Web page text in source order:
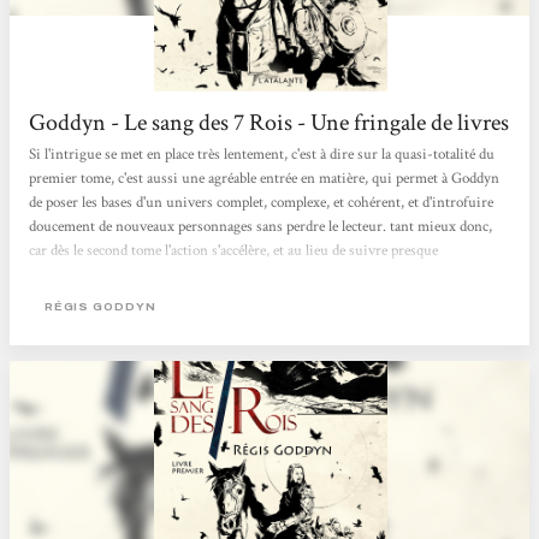
Goddyn - Le sang des 7 Rois - Une fringale de livres
Si l'intrigue se met en place très lentement, c'est à dire sur la quasi-totalité du
premier tome, c'est aussi une agréable entrée en matière, qui permet à Goddyn
de poser les bases d'un univers complet, complexe, et cohérent, et d'introfuire
doucement de nouveaux personnages sans perdre le lecteur. tant mieux donc,
car dès le second tome l'action s'accélère, et au lieu de suivre presque
ou à Rosa, puis plus tard à d'autres personnages qui viendront à leur tour
RÉGIS GODDYN